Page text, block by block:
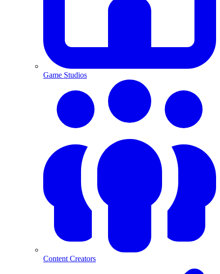
Game Studios
Content Creators